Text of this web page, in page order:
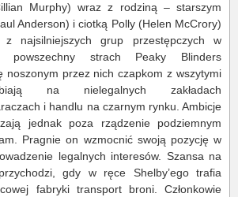
Murphy) wraz z rodziną – starszym
Anderson) i ciotką Polly (Helen McCrory)
najsilniejszych grup przestępczych w
powszechny strach Peaky Blinders
noszonym przez nich czapkom z wszytymi
na nielegalnych zakładach
i handlu na czarnym rynku. Ambicje
jednak poza rządzenie podziemnym
Pragnie on wzmocnić swoją pozycję w
legalnych interesów. Szansa na
gdy w ręce Shelby’ego trafia
fabryki transport broni. Członkowie